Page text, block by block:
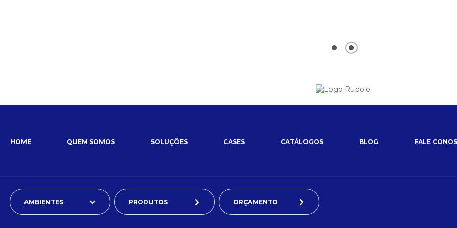
HOME QUEM SOMOS SOLUÇÕES CASES CATÁLOGOS BLOG FALE
AMBIENTES PRODUTOS ORÇAMENTO